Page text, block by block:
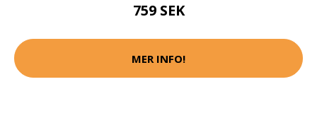
759 SEK
MER INFO!